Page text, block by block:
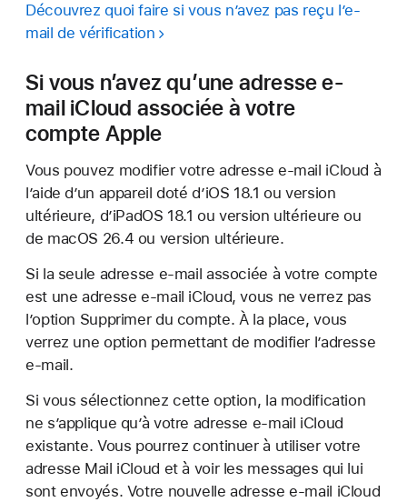
Découvrez quoi faire si vous n’avez pas reçu l’e-
mail de vérification
Si vous n’avez qu’une adresse e-
mail iCloud associée à votre
compte Apple
Vous pouvez modifier votre adresse e-mail iCloud à
l’aide d’un appareil doté d’iOS 18.1 ou version
ultérieure, d’iPadOS 18.1 ou version ultérieure ou
de macOS 26.4 ou version ultérieure.
Si la seule adresse e-mail associée à votre compte
est une adresse e-mail iCloud, vous ne verrez pas
l’option Supprimer du compte. À la place, vous
verrez une option permettant de modifier l’adresse
e-mail.
Si vous sélectionnez cette option, la modification
ne s’applique qu’à votre adresse e-mail iCloud
existante. Vous pourrez continuer à utiliser votre
adresse Mail iCloud et à voir les messages qui lui
sont envoyés. Votre nouvelle adresse e-mail iCloud